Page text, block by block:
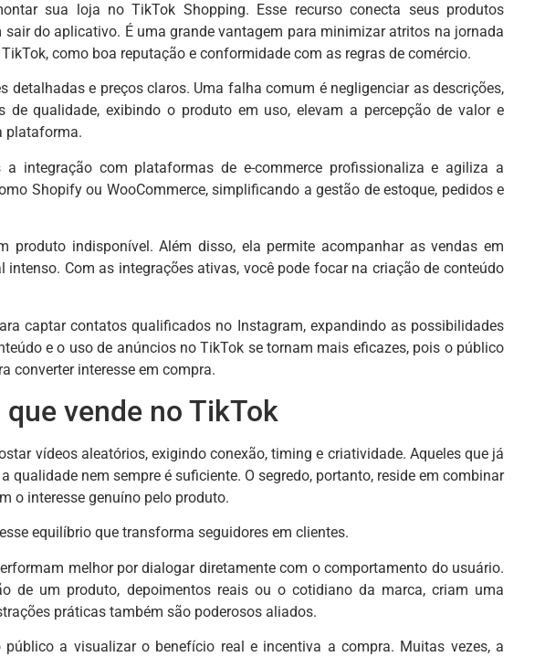
sua loja no TikTok Shopping. Esse recurso conecta seus produtos
do aplicativo. É uma grande vantagem para minimizar atritos na jornada
como boa reputação e conformidade com as regras de comércio.
e preços claros. Uma falha comum é negligenciar as descrições,
qualidade, exibindo o produto em uso, elevam a percepção de valor e
plataforma.
integração com plataformas de e-commerce profissionaliza e agiliza a
Shopify ou WooCommerce, simplificando a gestão de estoque, pedidos e
produto indisponível. Além disso, ela permite acompanhar as vendas em
Com as integrações ativas, você pode focar na criação de conteúdo
captar contatos qualificados no Instagram, expandindo as possibilidades
e o uso de anúncios no TikTok se tornam mais eficazes, pois o público
converter interesse em compra.
vende no TikTok
vídeos aleatórios, exigindo conexão, timing e criatividade. Aqueles que já
nem sempre é suficiente. O segredo, portanto, reside em combinar
o interesse genuíno pelo produto.
equilíbrio que transforma seguidores em clientes.
melhor por dialogar diretamente com o comportamento do usuário.
de um produto, depoimentos reais ou o cotidiano da marca, criam uma
práticas também são poderosos aliados.
a visualizar o benefício real e incentiva a compra. Muitas vezes, a